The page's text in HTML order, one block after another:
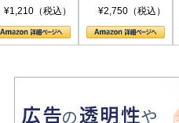
アシリーズ)
¥1,210（税込）
代：〈ヤヌス〉
¥2,750（税込）